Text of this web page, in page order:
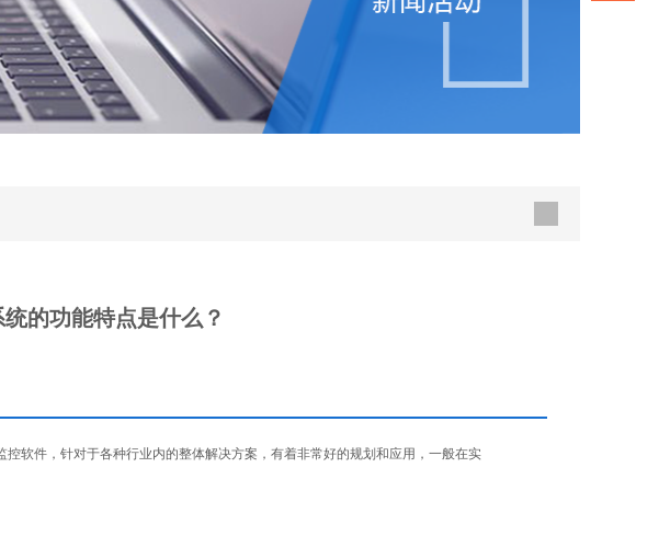
的功能特点是什么？
软件，针对于各种行业内的整体解决方案，有着非常好的规划和应用，一般在实